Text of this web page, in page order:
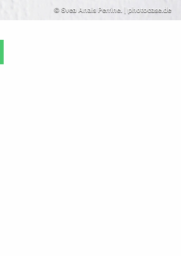
© Svea Anais Perrine. | photocase.de